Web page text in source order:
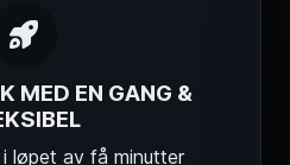
MED EN GANG &
løpet av få minutter